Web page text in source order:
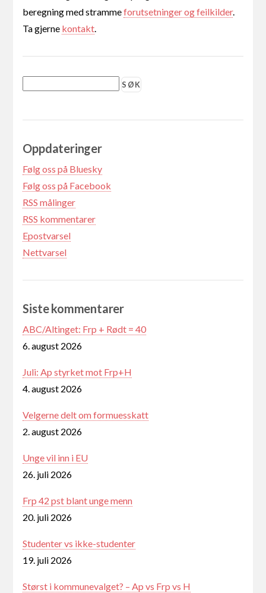
beregning med strammeforutsetninger og feilkilder.
Ta gjerne kontakt.
Oppdateringer
Følg oss på Bluesky
Følg oss på Facebook
RSS målinger
RSS kommentarer
Epostvarsel
Nettvarsel
Siste kommentarer
ABC/Altinget: Frp + Rødt = 40
6. august 2026
Juli: Ap styrket mot Frp+H
4. august 2026
Velgerne delt om formuesskatt
2. august 2026
Unge vil inn i EU
26. juli 2026
Frp 42 pst blant unge menn
20. juli 2026
Studenter vs ikke-studenter
19. juli 2026
Størst i kommunevalget? – Ap vs Frp vs H